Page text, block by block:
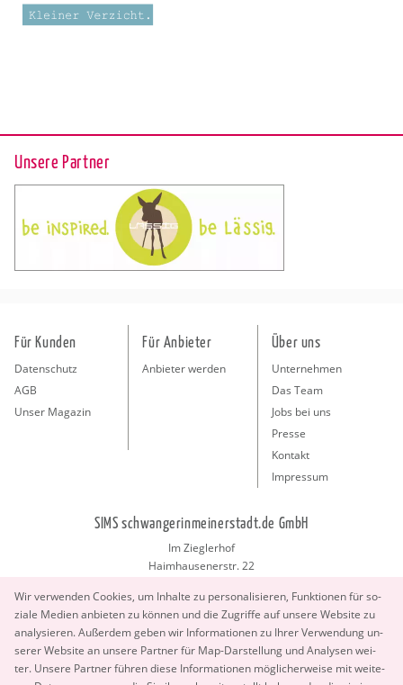
Unsere Partner
Wir ver­wen­den Coo­kies, um In­hal­te zu per­so­na­li­sie­ren, Funk­tio­nen für so­
zia­le Me­di­en an­bie­ten zu kön­nen und die Zu­grif­fe auf un­se­re Web­site zu
ana­ly­sie­ren. Au­ßer­dem geben wir In­for­ma­tio­nen zu Ihrer Ver­wen­dung un­
se­rer Web­site an un­se­re Part­ner für Map-Dar­stel­lung und Ana­ly­sen wei­
ter. Un­se­re Part­ner füh­ren diese In­for­ma­tio­nen mög­li­cher­wei­se mit wei­te­
Für Kunden
Datenschutz
AGB
Unser Magazin
Für Anbieter
Anbieter werden
Über uns
Unternehmen
Das Team
Jobs bei uns
Presse
Kontakt
Impressum
SIMS schwangerinmeinerstadt.de GmbH
Im Zieglerhof
Haimhausenerstr. 22
info@schwangerinmeinerstadt.de